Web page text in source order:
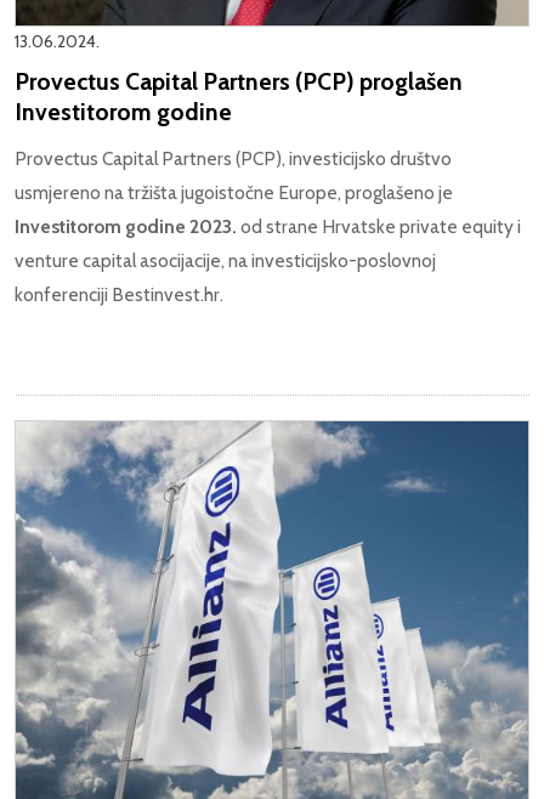
13.06.2024.
Provectus Capital Partners (PCP) proglašen
Investitorom godine
Provectus Capital Partners (PCP), investicijsko društvo
usmjereno na tržišta jugoistočne Europe, proglašeno je
Investitorom godine 2023. od strane Hrvatske private equity i
venture capital asocijacije, na investicijsko-poslovnoj
konferenciji Bestinvest.hr.